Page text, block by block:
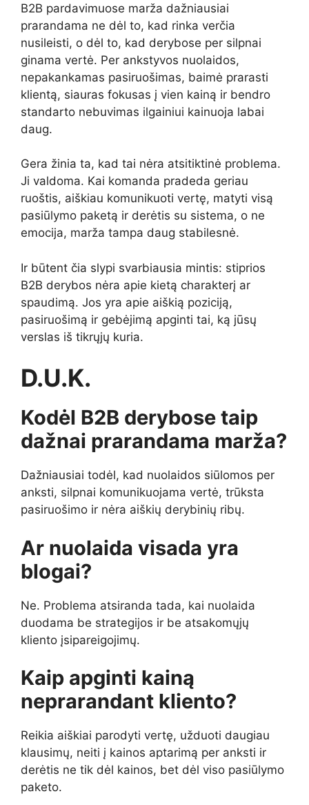
B2B pardavimuose marža dažniausiai
prarandama ne dėl to, kad rinka verčia
nusileisti, o dėl to, kad derybose per silpnai
ginama vertė. Per ankstyvos nuolaidos,
nepakankamas pasiruošimas, baimė prarasti
klientą, siauras fokusas į vien kainą ir bendro
standarto nebuvimas ilgainiui kainuoja labai
daug.
Gera žinia ta, kad tai nėra atsitiktinė problema.
Ji valdoma. Kai komanda pradeda geriau
ruoštis, aiškiau komunikuoti vertę, matyti visą
pasiūlymo paketą ir derėtis su sistema, o ne
emocija, marža tampa daug stabilesnė.
Ir būtent čia slypi svarbiausia mintis: stiprios
B2B derybos nėra apie kietą charakterį ar
spaudimą. Jos yra apie aiškią poziciją,
pasiruošimą ir gebėjimą apginti tai, ką jūsų
verslas iš tikrųjų kuria.
D.U.K.
Kodėl B2B derybose taip
dažnai prarandama marža?
Dažniausiai todėl, kad nuolaidos siūlomos per
anksti, silpnai komunikuojama vertė, trūksta
pasiruošimo ir nėra aiškių derybinių ribų.
Ar nuolaida visada yra
blogai?
Ne. Problema atsiranda tada, kai nuolaida
duodama be strategijos ir be atsakomųjų
kliento įsipareigojimų.
Kaip apginti kainą
neprarandant kliento?
Reikia aiškiai parodyti vertę, užduoti daugiau
klausimų, neiti į kainos aptarimą per anksti ir
derėtis ne tik dėl kainos, bet dėl viso pasiūlymo
paketo.